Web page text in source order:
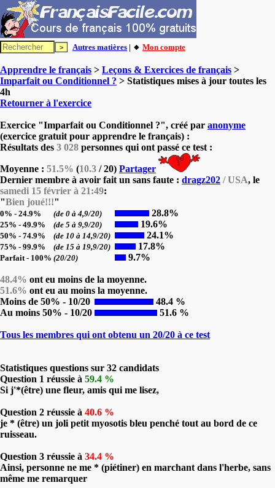
Autres matières | 🔸 Mon compte
Apprendre le français > Leçons & Exercices de français >
Imparfait ou Conditionnel ? > Statistiques mises à jour toutes les
4h
Retourner à l'exercice
Exercice "Imparfait ou Conditionnel ?", créé par anonyme
(exercice gratuit pour apprendre le français) :
Résultats des 3 028 personnes qui ont passé ce test :
Moyenne : 51.5% (10.3 / 20) Partager
Dernier membre à avoir fait un sans faute : dragz202 / USA, le
samedi 15 février à 21:49:
"Bien joué!!!"
0% - 24.9% (de 0 à 4,9/20) 28.8%
25% - 49.9% (de 5 à 9,9/20) 19.6%
50% - 74.9% (de 10 à 14,9/20) 24.1%
75% - 99.9% (de 15 à 19,9/20) 17.8%
Parfait - 100% (20/20) 9.7%
48.4% ont eu moins de la moyenne.
51.6% ont eu au moins la moyenne.
Moins de 50% - 10/20
48.4 %
Au moins 50% - 10/20
51.6 %
Tous les membres qui ont obtenu un 20/20 à ce test
Statistiques questions sur 32 candidats
Question 1 réussie à 59.4 %
Si j'*(être) une fleur, amis qui me lisez,
Question 2 réussie à 40.6 %
je * (être) un joli petit myosotis bleu penché tout au bord de ce
ruisseau.
Question 3 réussie à 34.4 %
Ainsi, personne ne me * (piétiner) en marchant dans l'herbe, sans
même me remarquer